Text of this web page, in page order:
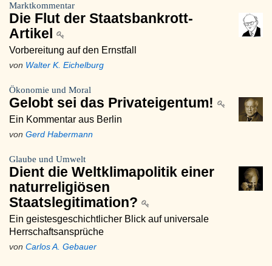
Marktkommentar
Die Flut der Staatsbankrott-
Artikel
Vorbereitung auf den Ernstfall
von Walter K. Eichelburg
Ökonomie und Moral
Gelobt sei das Privateigentum!
Ein Kommentar aus Berlin
von Gerd Habermann
Glaube und Umwelt
Dient die Weltklimapolitik einer
naturreligiösen
Staatslegitimation?
Ein geistesgeschichtlicher Blick auf universale
Herrschaftsansprüche
von Carlos A. Gebauer